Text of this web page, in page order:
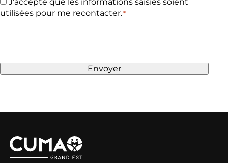
G
utilisées pour me recontacter.*
P
T
A
Envoyer